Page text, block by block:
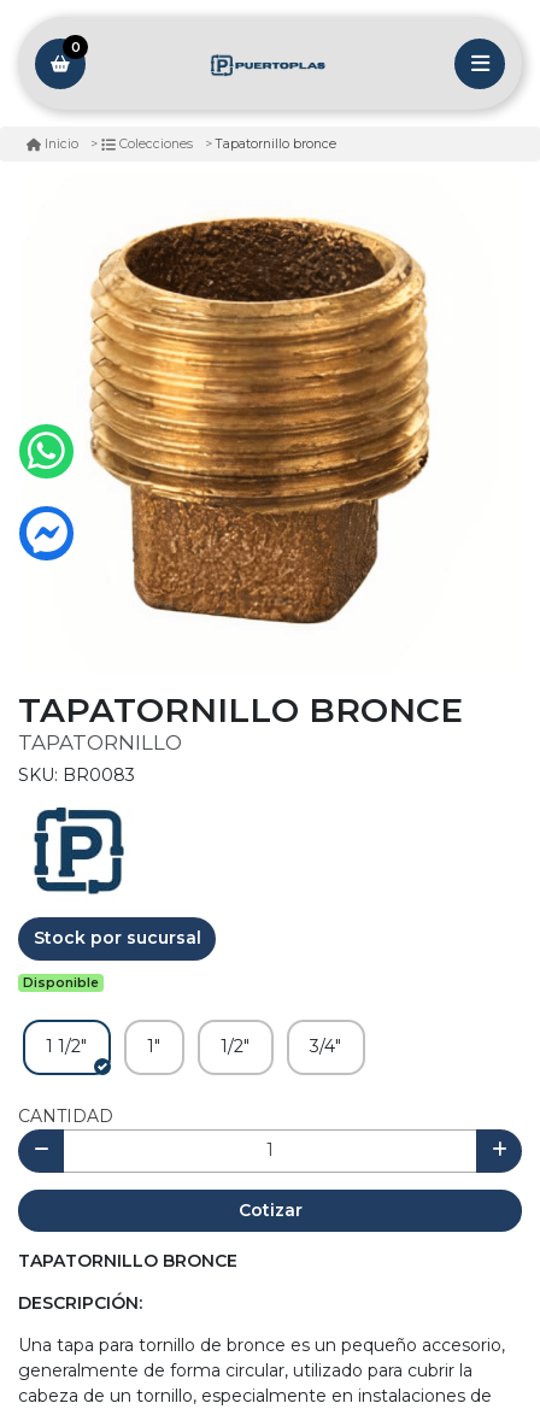
0
Inicio Colecciones Tapatornillo bronce
TAPATORNILLO BRONCE
TAPATORNILLO
SKU: BR0083
Stock por sucursal
Disponible
1 1/2" 1" 1/2" 3/4"
CANTIDAD
Cotizar
TAPATORNILLO BRONCE
DESCRIPCIÓN:
Una tapa para tornillo de bronce es un pequeño accesorio,
generalmente de forma circular, utilizado para cubrir la
cabeza de un tornillo, especialmente en instalaciones de